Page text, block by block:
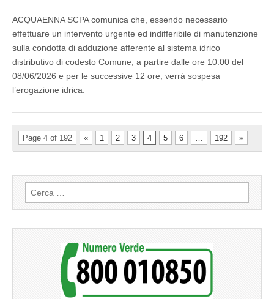
ACQUAENNA SCPA comunica che, essendo necessario
effettuare un intervento urgente ed indifferibile di manutenzione
sulla condotta di adduzione afferente al sistema idrico
distributivo di codesto Comune, a partire dalle ore 10:00 del
08/06/2026 e per le successive 12 ore, verrà sospesa
l’erogazione idrica.
Page 4 of 192 « 1 2 3 4 5 6 192 »
Ricerca
per: